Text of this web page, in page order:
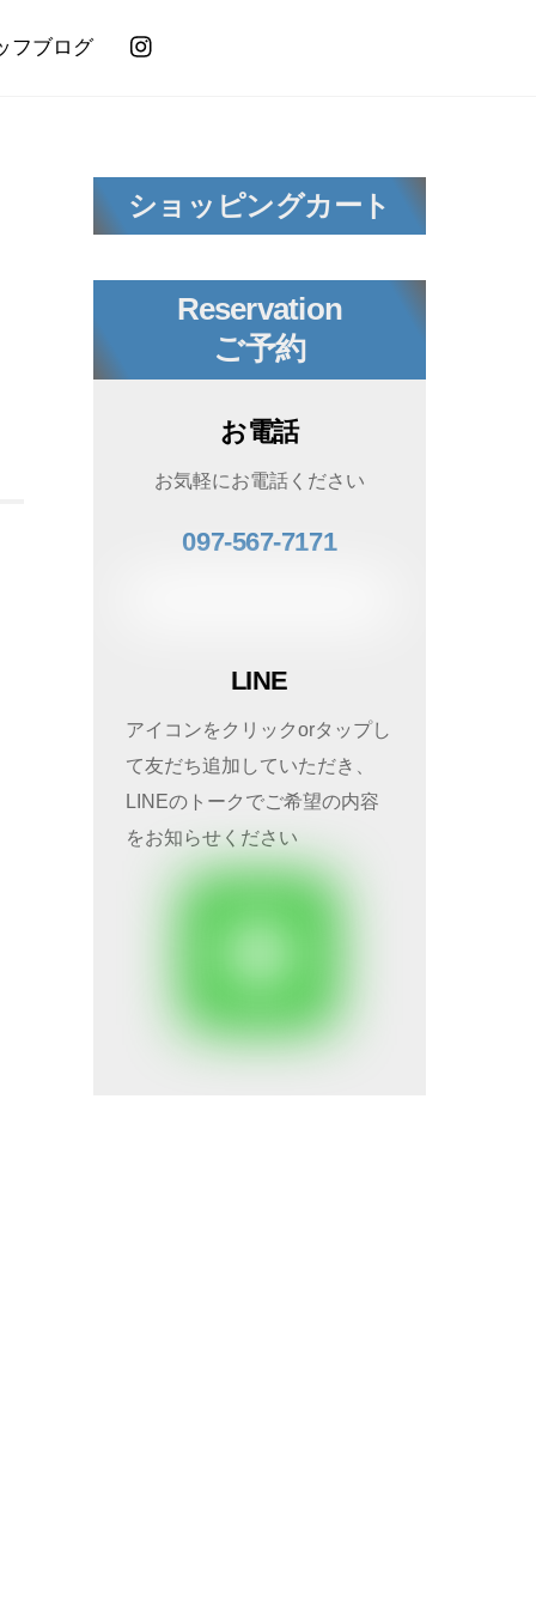
フブログ
ショッピングカート
Reservation
ご予約
お電話
お気軽にお電話ください
097-567-7171
LINE
アイコンをクリックorタップし
て友だち追加していただき、
LINEのトークでご希望の内容
をお知らせください